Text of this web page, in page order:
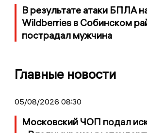
В результате атаки БПЛА
Wildberries в Собинском
пострадал мужчина
Главные новости
05/08/2026 08:30
Московский ЧОП подал